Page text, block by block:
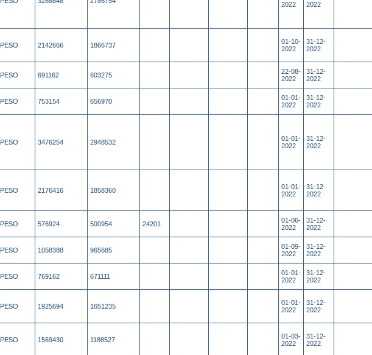
2022
2022
PESO 2142666 1866737
01-10-
2022
31-12-
2022
PESO 691162 603275
22-08-
2022
31-12-
2022
PESO 753154 656970
01-01-
2022
31-12-
2022
PESO 3476254 2948532
01-01-
2022
31-12-
2022
PESO 2176416 1858360
01-01-
2022
31-12-
2022
PESO 576924 500954 24201
01-06-
2022
31-12-
2022
PESO 1058388 965685
01-09-
2022
31-12-
2022
PESO 769162 671111
01-01-
2022
31-12-
2022
PESO 1925694 1651235
01-01-
2022
31-12-
2022
PESO 1569430 1188527
01-03-
2022
31-12-
2022